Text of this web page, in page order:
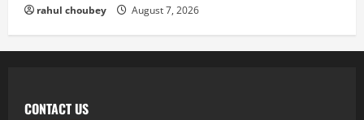
rahul choubey August 7, 2026
CONTACT US